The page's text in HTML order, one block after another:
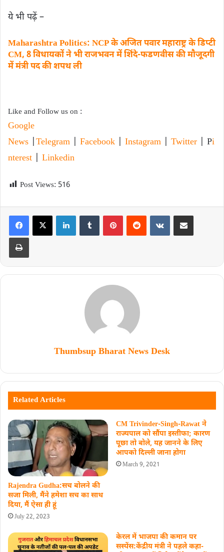
ये भी पढ़ें –
Maharashtra Politics: NCP के अजित पवार महाराष्ट्र के डिप्टी
CM, 8 विधायकों ने भी राजभवन में शिंदे-फडणवीस की मौजूदगी
में मंत्री पद की शपथ ली
Like and Follow us on :
Google
News
Telegram Facebook Instagram Twitter | Pi
nterest
Linkedin
Post Views: 516
Thumbsup Bharat News Desk
Related Articles
Rajendra Gudha:सच बोलने की
सजा मिली, मैंने हमेशा सच का साथ
दिया, मैं ऐसा ही हूं
July 22, 2023
CM Trivinder-Singh-Rawat ने
राज्यपाल को सौंपा इस्तीफा; कारण
पूछा तो बोले, यह जानने के लिए
आपको दिल्ली जाना होगा
March 9, 2021
केरल में भाजपा की कमान पर
सस्पेंस:केंद्रीय मंत्री ने पहले कहा-